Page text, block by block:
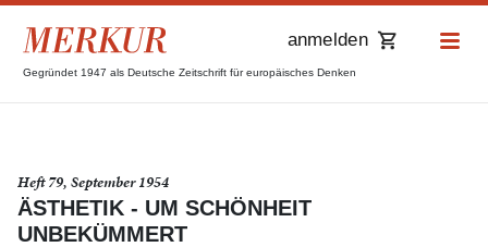
Gegründet 1947 als Deutsche Zeitschrift für europäisches Denken
anmelden
Heft 79, September 1954
ÄSTHETIK - UM SCHÖNHEIT
UNBEKÜMMERT